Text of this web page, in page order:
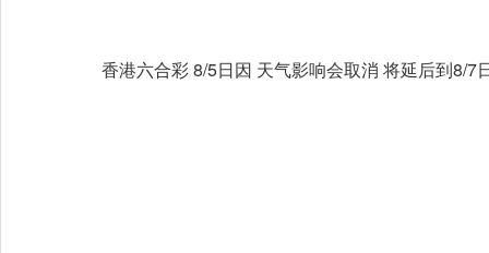
香港六合彩 8/5日因 天气影响会取消 将延后到8/7